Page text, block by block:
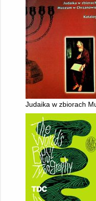
Judaika w zbiorach